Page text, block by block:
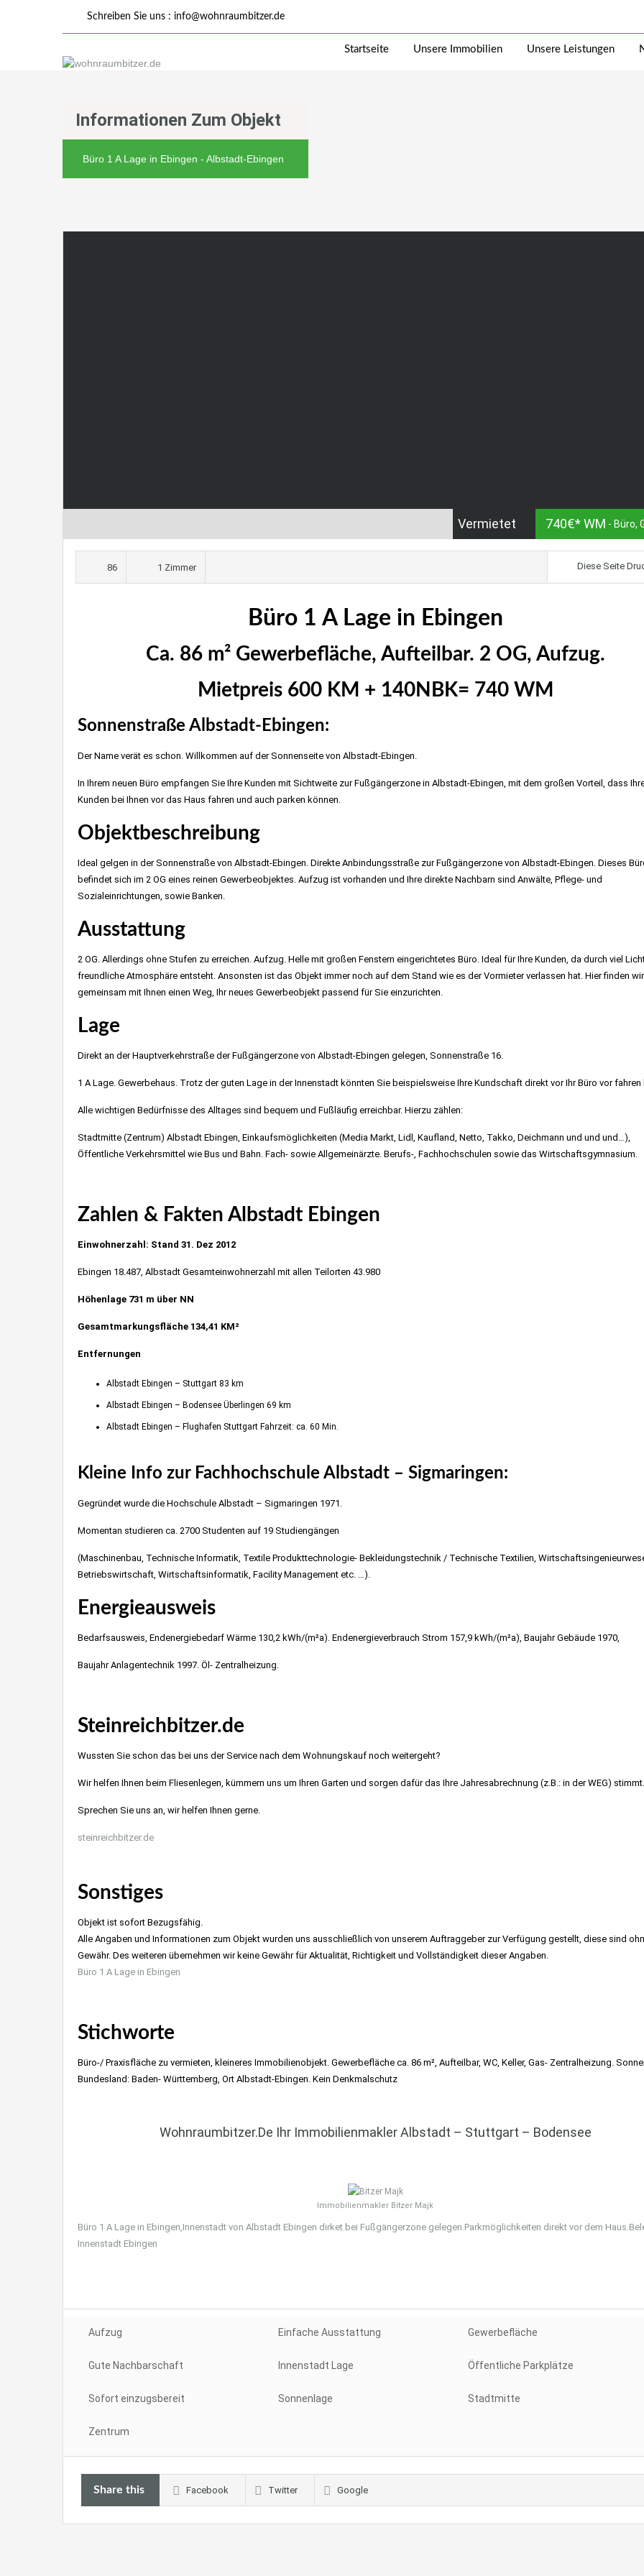
Schreiben Sie uns : info@wohnraumbitzer.de
Startseite Unsere Immobilien Unsere Leistungen
Informationen Zum Objekt
Büro 1 A Lage in Ebingen - Albstadt-Ebingen
Vermietet 740€* WM - Büro,
86 1 Zimmer Diese Seite
Büro 1 A Lage in Ebingen
Ca. 86 m² Gewerbefläche, Aufteilbar. 2 OG, Aufzug.
Mietpreis 600 KM + 140NBK= 740 WM
Sonnenstraße Albstadt-Ebingen:
Der Name verät es schon. Willkommen auf der Sonnenseite von Albstadt-Ebingen.
In Ihrem neuen Büro empfangen Sie Ihre Kunden mit Sichtweite zur Fußgängerzone in Albstadt-Ebingen, mit dem großen Vorteil, dass
Kunden bei Ihnen vor das Haus fahren und auch parken können.
Objektbeschreibung
Ideal gelgen in der Sonnenstraße von Albstadt-Ebingen. Direkte Anbindungsstraße zur Fußgängerzone von Albstadt-Ebingen. Dieses
befindet sich im 2 OG eines reinen Gewerbeobjektes. Aufzug ist vorhanden und Ihre direkte Nachbarn sind Anwälte, Pflege- und
Sozialeinrichtungen, sowie Banken.
Ausstattung
2 OG. Allerdings ohne Stufen zu erreichen. Aufzug. Helle mit großen Fenstern eingerichtetes Büro. Ideal für Ihre Kunden, da durch viel
freundliche Atmosphäre entsteht. Ansonsten ist das Objekt immer noch auf dem Stand wie es der Vormieter verlassen hat. Hier finden
gemeinsam mit Ihnen einen Weg, Ihr neues Gewerbeobjekt passend für Sie einzurichten.
Lage
Direkt an der Hauptverkehrstraße der Fußgängerzone von Albstadt-Ebingen gelegen, Sonnenstraße 16.
1 A Lage. Gewerbehaus. Trotz der guten Lage in der Innenstadt könnten Sie beispielsweise Ihre Kundschaft direkt vor Ihr Büro vor fahren
Alle wichtigen Bedürfnisse des Alltages sind bequem und Fußläufig erreichbar. Hierzu zählen:
Stadtmitte (Zentrum) Albstadt Ebingen, Einkaufsmöglichkeiten (Media Markt, Lidl, Kaufland, Netto, Takko, Deichmann und und und…),
Öffentliche Verkehrsmittel wie Bus und Bahn. Fach- sowie Allgemeinärzte. Berufs-, Fachhochschulen sowie das Wirtschaftsgymnasium.
Zahlen & Fakten Albstadt Ebingen
Einwohnerzahl: Stand 31. Dez 2012
Ebingen 18.487, Albstadt Gesamteinwohnerzahl mit allen Teilorten 43.980
Höhenlage 731 m über NN
Gesamtmarkungsfläche 134,41 KM²
Entfernungen
Albstadt Ebingen – Stuttgart 83 km
Albstadt Ebingen – Bodensee Überlingen 69 km
Albstadt Ebingen – Flughafen Stuttgart Fahrzeit: ca. 60 Min.
Kleine Info zur Fachhochschule Albstadt – Sigmaringen:
Gegründet wurde die Hochschule Albstadt – Sigmaringen 1971.
Momentan studieren ca. 2700 Studenten auf 19 Studiengängen
(Maschinenbau, Technische Informatik, Textile Produkttechnologie- Bekleidungstechnik / Technische Textilien,
Betriebswirtschaft, Wirtschaftsinformatik, Facility Management etc. …).
Energieausweis
Bedarfsausweis, Endenergiebedarf Wärme 130,2 kWh/(m²a). Endenergieverbrauch Strom 157,9 kWh/(m²a), Baujahr Gebäude 1970,
Baujahr Anlagentechnik 1997. Öl- Zentralheizung.
Steinreichbitzer.de
Wussten Sie schon das bei uns der Service nach dem Wohnungskauf noch weitergeht?
Wir helfen Ihnen beim Fliesenlegen, kümmern uns um Ihren Garten und sorgen dafür das Ihre Jahresabrechnung (z.B.: in der WEG) stimmt.
Sprechen Sie uns an, wir helfen Ihnen gerne.
steinreichbitzer.de
Sonstiges
Objekt ist sofort Bezugsfähig.
Alle Angaben und Informationen zum Objekt wurden uns ausschließlich von unserem Auftraggeber zur Verfügung gestellt, diese sind
Gewähr. Des weiteren übernehmen wir keine Gewähr für Aktualität, Richtigkeit und Vollständigkeit dieser Angaben.
Büro 1 A Lage in Ebingen
Stichworte
Büro-/ Praxisfläche zu vermieten, kleineres Immobilienobjekt. Gewerbefläche ca. 86 m², Aufteilbar, WC, Keller, Gas- Zentralheizung.
Bundesland: Baden- Württemberg, Ort Albstadt-Ebingen. Kein Denkmalschutz
Wohnraumbitzer.de Ihr Immobilienmakler Albstadt – Stuttgart – Bodensee
Immobilienmakler Bitzer Majk
Büro 1 A Lage in Ebingen,Innenstadt von Albstadt Ebingen dirket bei Fußgängerzone gelegen.Parkmöglichkeiten direkt vor dem
Innenstadt Ebingen
Aufzug Einfache Ausstattung Gewerbefläche
Gute Nachbarschaft Innenstadt Lage Öffentliche Parkplätze
Sofort einzugsbereit Sonnenlage Stadtmitte
Zentrum
Share this Facebook Twitter Google